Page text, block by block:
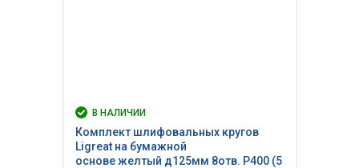
В НАЛИЧИИ
Комплект шлифовальных кругов
Ligreat на бумажной
основе желтый д125мм 8отв. Р400 (5